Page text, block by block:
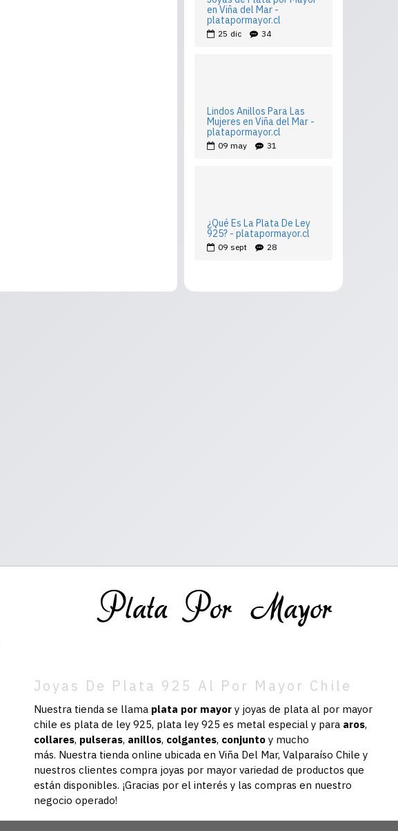
en Viña del Mar -
platapormayor.cl
25 dic 34
Lindos Anillos Para Las
Mujeres en Viña del Mar -
platapormayor.cl
09 may 31
¿Qué Es La Plata De Ley
925? - platapormayor.cl
09 sept 28
Joyas De Plata 925 Al Por Mayor Chile
Nuestra tienda se llama plata por mayor y joyas de plata al por mayor
chile es plata de ley 925, plata ley 925 es metal especial y para aros,
collares, pulseras, anillos, colgantes, conjuntoy mucho
más. Nuestra tienda online ubicada en Viña Del Mar, Valparaíso Chile y
nuestros clientes compra joyas por mayor variedad de productos que
están disponibles. ¡Gracias por el interés y las compras en nuestro
negocio operado!